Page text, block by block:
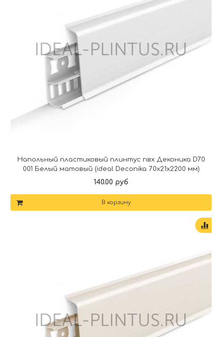
Напольный пластиковый плинтус пвх Деконика D70
001 Белый матовый (ideal Deconika 70х21х2200 мм)
140.00 руб
В корзину